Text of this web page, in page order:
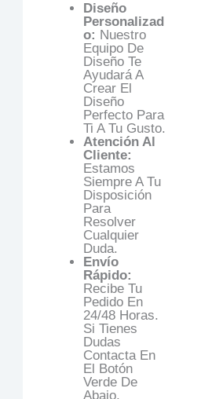
Diseño
Personalizad
O: Nuestro
Equipo De
Diseño Te
Ayudará A
Crear El
Diseño
Perfecto Para
Ti A Tu Gusto.
Atención Al
Cliente:
Estamos
Siempre A Tu
Disposición
Para
Resolver
Cualquier
Duda.
Envío
Rápido:
Recibe Tu
Pedido En
24/48 Horas.
Si Tienes
Dudas
Contacta En
El Botón
Verde De
Abajo,